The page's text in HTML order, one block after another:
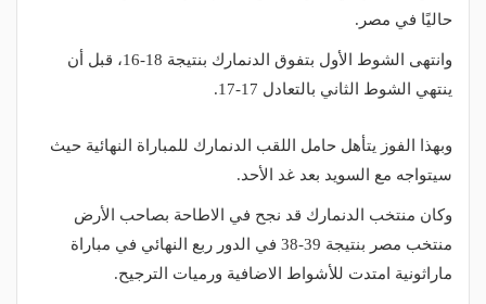
حاليًا في مصر.
وانتهى الشوط الأول بتفوق الدنمارك بنتيجة 18-16، قبل أن
ينتهي الشوط الثاني بالتعادل 17-17.
وبهذا الفوز يتأهل حامل اللقب الدنمارك للمباراة النهائية حيث
سيتواجه مع السويد بعد غد الأحد.
وكان منتخب الدنمارك قد نجح في الاطاحة بصاحب الأرض
منتخب مصر بنتيجة 39-38 في الدور ربع النهائي في مباراة
ماراثونية امتدت للأشواط الاضافية ورميات الترجيح.